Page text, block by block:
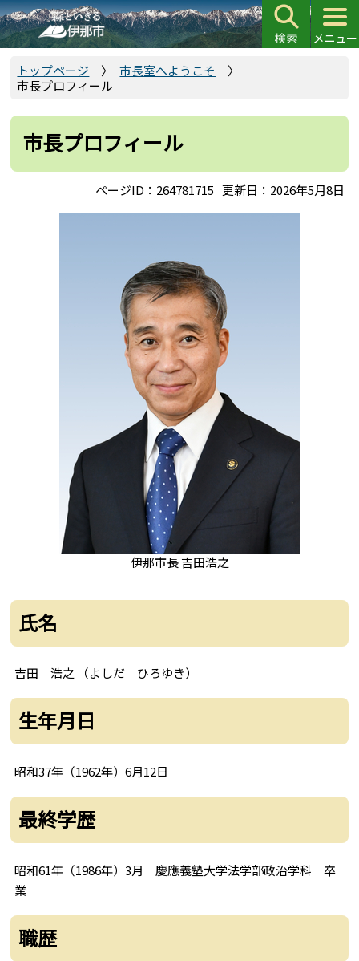
こ
の
ペ
で
トップページ
市長室へようこそ
市長プロフィール
市長プロフィール
ページID：264781715 更新日：2026年5月8日
伊那市長 吉田浩之
氏名
吉田 浩之 （よしだ ひろゆき）
生年月日
昭和37年（1962年）6月12日
最終学歴
昭和61年（1986年）3月 慶應義塾大学法学部政治学科 卒
業
職歴